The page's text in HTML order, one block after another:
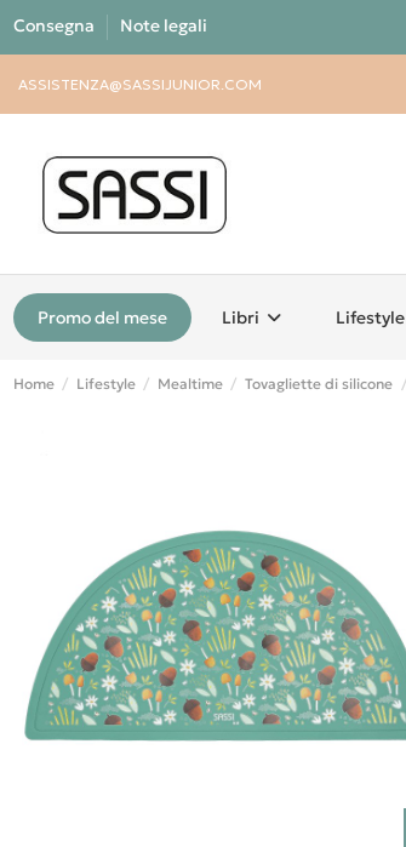
Consegna Note legali
ASSISTENZA@SASSIJUNIOR.COM
Promo del mese Libri Lifestyle
Home Lifestyle Mealtime Tovagliette di silicone